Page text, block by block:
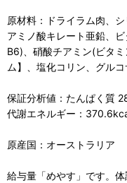
原材料：ドライラム肉、
アミノ酸キレート亜鉛、
B6)、硝酸チアミン(ビタ
ム】、塩化コリン、グル
保証分析値：たんぱく質
代謝エネルギー：
原産国：オーストラリア
給与量「めやす」です。